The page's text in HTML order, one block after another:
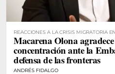
REACCIONES A LA CRISIS MIGRATORIA
Macarena Olona
concentración ante la
defensa de las fronteras
ANDRÉS FIDALGO